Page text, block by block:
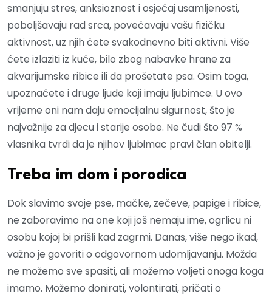
smanjuju stres, anksioznost i osjećaj usamljenosti,
poboljšavaju rad srca, povećavaju vašu fizičku
aktivnost, uz njih ćete svakodnevno biti aktivni. Više
ćete izlaziti iz kuće, bilo zbog nabavke hrane za
akvarijumske ribice ili da prošetate psa. Osim toga,
upoznaćete i druge ljude koji imaju ljubimce. U ovo
vrijeme oni nam daju emocijalnu sigurnost, što je
najvažnije za djecu i starije osobe. Ne čudi što 97 %
vlasnika tvrdi da je njihov ljubimac pravi član obitelji.
Treba im dom i porodica
Dok slavimo svoje pse, mačke, zečeve, papige i ribice,
ne zaboravimo na one koji još nemaju ime, ogrlicu ni
osobu kojoj bi prišli kad zagrmi. Danas, više nego ikad,
važno je govoriti o odgovornom udomljavanju. Možda
ne možemo sve spasiti, ali možemo voljeti onoga koga
imamo. Možemo donirati, volontirati, pričati o